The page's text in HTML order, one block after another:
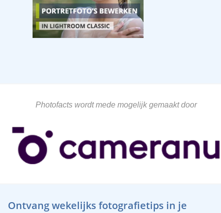
Photofacts wordt mede mogelijk gemaakt door
Ontvang wekelijks fotografietips in je